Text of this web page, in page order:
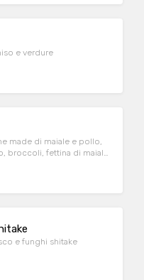
e verdure
made di maiale e pollo,
broccoli, fettina di maiale
e funghi shitake